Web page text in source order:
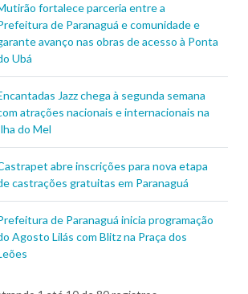
fortalece parceria entre a
de Paranaguá e comunidade e
avanço nas obras de acesso à Ponta
Ubá
Jazz chega à segunda semana
atrações nacionais e internacionais na
do Mel
abre inscrições para nova etapa
castrações gratuitas em Paranaguá
de Paranaguá inicia programação
Agosto Lilás com Blitz na Praça dos